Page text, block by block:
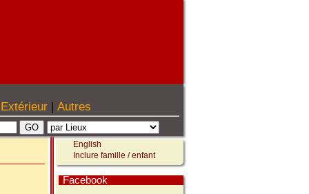
| Autres
English
Inclure famille / enfant
Facebook